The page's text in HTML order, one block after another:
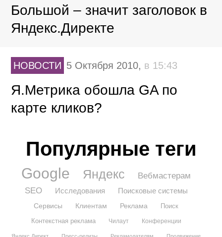
Большой – значит заголовок в
Яндекс.Директе
НОВОСТИ 5 Октября 2010, в 15:43
Я.Метрика обошла GA по
карте кликов?
Популярные теги
Google Яндекс
Вебмастерам
SEO
Исследования Поисковые системы
Сервисы Клиентам Реклама
Поиск
Контекстная реклама
Чилаут Конференции